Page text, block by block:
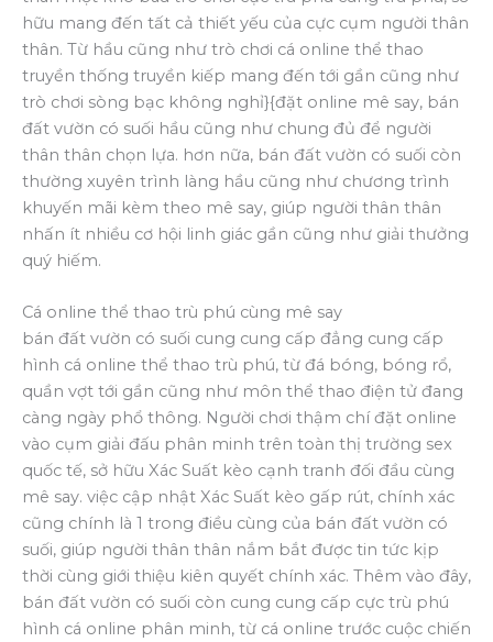
hữu mang đến tất cả thiết yếu của cực cụm người thân
thân. Từ hầu cũng như trò chơi cá online thể thao
truyền thống truyền kiếp mang đến tới gần cũng như
trò chơi sòng bạc không nghỉ}{đặt online mê say, bán
đất vườn có suối hầu cũng như chung đủ để người
thân thân chọn lựa. hơn nữa, bán đất vườn có suối còn
thường xuyên trình làng hầu cũng như chương trình
khuyến mãi kèm theo mê say, giúp người thân thân
nhấn ít nhiều cơ hội linh giác gần cũng như giải thưởng
quý hiếm.
Cá online thể thao trù phú cùng mê say
bán đất vườn có suối cung cung cấp đẳng cung cấp
hình cá online thể thao trù phú, từ đá bóng, bóng rổ,
quần vợt tới gần cũng như môn thể thao điện tử đang
càng ngày phổ thông. Người chơi thậm chí đặt online
vào cụm giải đấu phân minh trên toàn thị trường sex
quốc tế, sở hữu Xác Suất kèo cạnh tranh đối đầu cùng
mê say. việc cập nhật Xác Suất kèo gấp rút, chính xác
cũng chính là 1 trong điều cùng của bán đất vườn có
suối, giúp người thân thân nắm bắt được tin tức kịp
thời cùng giới thiệu kiên quyết chính xác. Thêm vào đây,
bán đất vườn có suối còn cung cung cấp cực trù phú
hình cá online phân minh, từ cá online trước cuộc chiến